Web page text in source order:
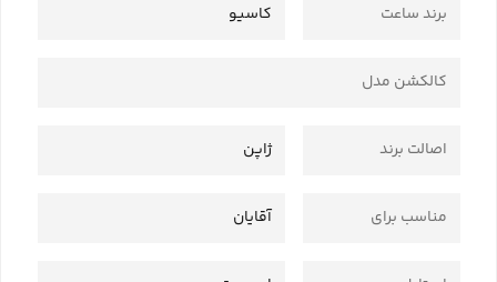
برند ساعت کاسیو
کالکشن مدل
اصالت برند ژاپن
مناسب برای آقایان